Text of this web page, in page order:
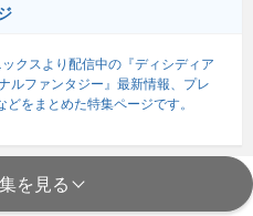
クスより配信中の『ディシディア
ルファンタジー』最新情報、プレ
どをまとめた特集ページです。
を見る